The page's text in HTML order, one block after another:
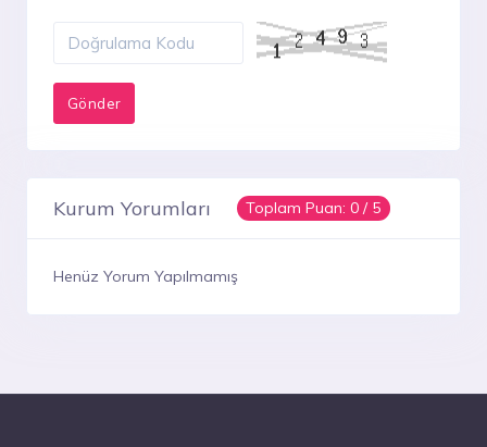
Kurum Yorumları Toplam Puan:0 / 5
Henüz Yorum Yapılmamış